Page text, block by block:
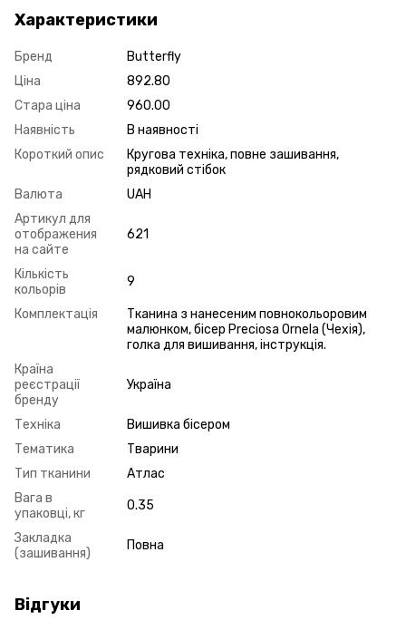
Характеристики
Бренд
Butterfly
Ціна
892.80
Стара ціна
960.00
Наявність
В наявності
Короткий опис
Кругова техніка, повне зашивання,
рядковий стібок
Валюта
UAH
Артикул для
отображения
на сайте
621
Кількість
кольорів
9
Комплектація
Тканина з нанесеним повнокольоровим
малюнком, бісер Preciosa Ornela (Чехія),
голка для вишивання, інструкція.
Країна
реєстрації
бренду
Україна
Техніка
Вишивка бісером
Тематика
Тварини
Тип тканини
Атлас
Вага в
упаковці, кг
0.35
Закладка
(зашивання)
Повна
Відгуки